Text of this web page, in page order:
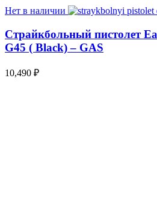
Нет в наличии
Страйкбольный пистолет
G45 ( Black) – GAS
10,490 ₽